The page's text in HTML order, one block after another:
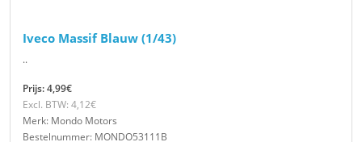
Iveco Massif Blauw (1/43)
..
Prijs: 4,99€
Excl. BTW: 4,12€
Merk: Mondo Motors
Bestelnummer: MONDO53111B